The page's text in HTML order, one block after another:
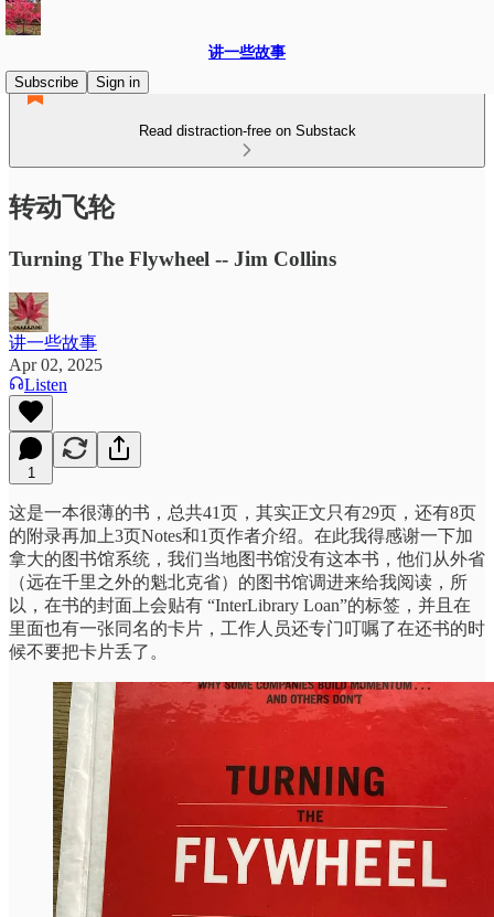
讲一些故事
Subscribe
Sign in
Read distraction-free on Substack
转动飞轮
Turning The Flywheel -- Jim Collins
讲一些故事
Apr 02, 2025
Listen
1
这是一本很薄的书，总共41页，其实正文只有29页，还有8页
的附录再加上3页Notes和1页作者介绍。在此我得感谢一下加
拿大的图书馆系统，我们当地图书馆没有这本书，他们从外省
（远在千里之外的魁北克省）的图书馆调进来给我阅读，所
以，在书的封面上会贴有 “InterLibrary Loan”的标签，并且在
里面也有一张同名的卡片，工作人员还专门叮嘱了在还书的时
候不要把卡片丢了。